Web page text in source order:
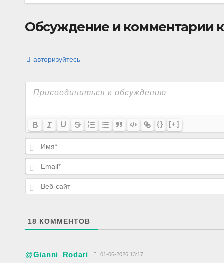
Обсуждение и комментарии к
авторизуйтесь
{} [+]
18 КОММЕНТОВ
@Gianni_Rodari 01-06-2026 13:17